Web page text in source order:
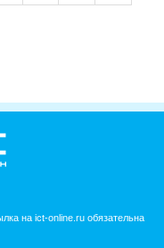
на ict-online.ru обязательна